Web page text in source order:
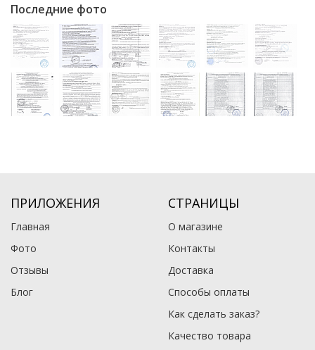
Последние фото
ПРИЛОЖЕНИЯ
Главная
Фото
Отзывы
Блог
СТРАНИЦЫ
О магазине
Контакты
Доставка
Способы оплаты
Как сделать заказ?
Качество товара